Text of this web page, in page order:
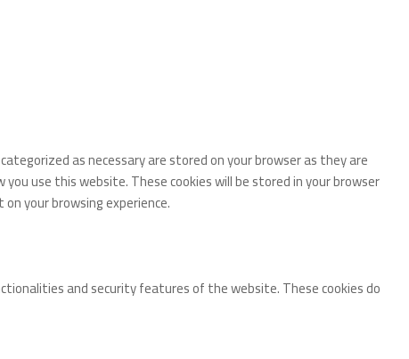
as necessary are stored on your browser as they are
use this website. These cookies will be stored in your browser
your browsing experience.
and security features of the website. These cookies do